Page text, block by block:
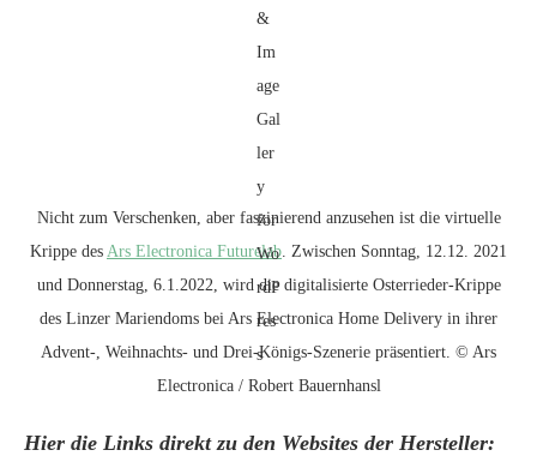
Nicht zum Verschenken, aber faszinierend anzusehen ist die virtuelle
Krippe des Ars Electronica Futurelab . Zwischen Sonntag, 12.12. 2021
und Donnerstag, 6.1.2022, wird die digitalisierte Osterrieder-Krippe
des Linzer Mariendoms bei Ars Electronica Home Delivery in ihrer
Advent-, Weihnachts- und Drei-Königs-Szenerie präsentiert. © Ars
Electronica / Robert Bauernhansl
Hier die Links direkt zu den Websites der Hersteller: